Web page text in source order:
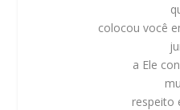
colocou você
a Ele
respeito